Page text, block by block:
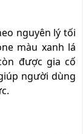
nguyên lý tối
màu xanh lá
được gia cố
người dùng